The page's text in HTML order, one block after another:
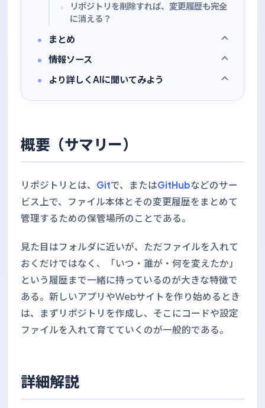
リポジトリを削除すれば、変更履歴も完全
に消える？
まとめ
情報ソース
より詳しくAIに聞いてみよう
概要（サマリー）
リポジトリとは、 Gitで、またはGitHubなどのサー
ビス上で、ファイル本体とその変更履歴をまとめて
管理するための保管場所のことである。
見た目はフォルダに近いが、ただファイルを入れて
おくだけではなく、「いつ・誰が・何を変えたか」
という履歴まで一緒に持っているのが大きな特徴で
ある。新しいアプリやWebサイトを作り始めるとき
は、まずリポジトリを作成し、そこにコードや設定
ファイルを入れて育てていくのが一般的である。
詳細解説